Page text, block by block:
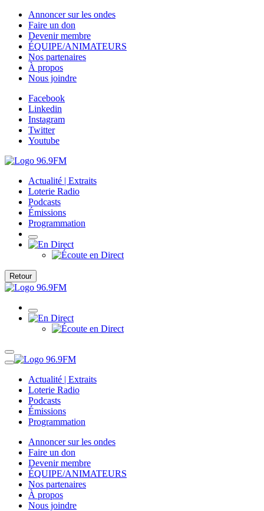
Annoncer sur les ondes
Faire un don
Devenir membre
ÉQUIPE/ANIMATEURS
Nos partenaires
À propos
Nous joindre
Facebook
Linkedin
Instagram
Twitter
Youtube
Actualité | Extraits
Loterie Radio
Podcasts
Émissions
Programmation
Retour
Actualité | Extraits
Loterie Radio
Podcasts
Émissions
Programmation
Annoncer sur les ondes
Faire un don
Devenir membre
ÉQUIPE/ANIMATEURS
Nos partenaires
À propos
Nous joindre